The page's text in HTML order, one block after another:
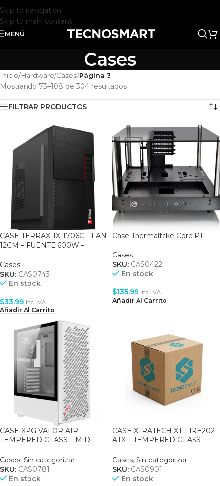
Skip to navigation
Skip to main content
MENÚ
Cases
Inicio/Hardware/Cases/Página 3
Mostrando 73–108 de 304 resultados
FILTRAR PRODUCTOS
CASE TERRAX TX-1706C – FAN
12CM – FUENTE 600W –
Cases
SKU: CAS0743
En stock
$33.99 Inc. IVA
Añadir Al Carrito
Case Thermaltake Core P1
Cases
SKU: CAS0422
En stock
$135.99 Inc. IVA
Añadir Al Carrito
CASE XPG VALOR AIR –
TEMPERED GLASS – MID
– WHITE (VALORAIRMT-
WHCWW)
Cases, Sin categorizar
SKU: CAS0781
En stock
CASE XTRATECH XT-FIRE202 –
ATX – TEMPERED GLASS –
Cases, Sin categorizar
SKU: CAS0901
En stock